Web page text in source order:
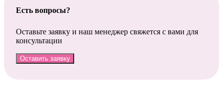
Есть вопросы?
Оставьте заявку и наш менеджер свяжется с вами для
консультации
Оставить заявку